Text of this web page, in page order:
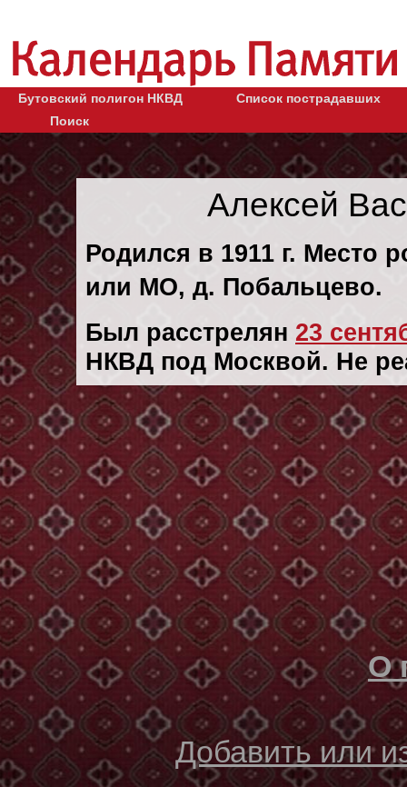
Бутовский полигон НКВД
Список пострадавших
Поиск
Алексей
Родился в 1911 г. Место
или МО, д. Побальцево.
Был расстрелян 23
НКВД под Москвой. Не
О
Добавить или